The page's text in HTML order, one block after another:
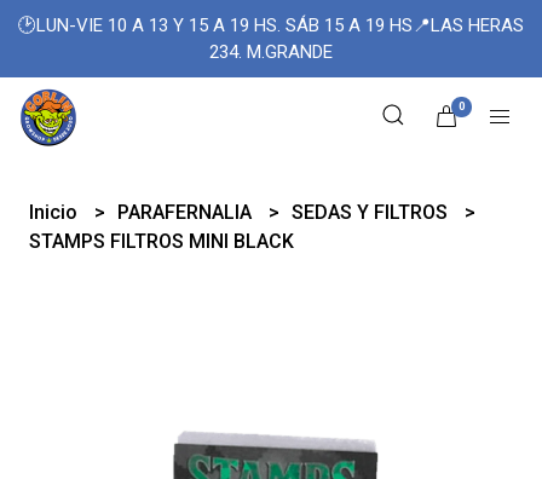
🕑LUN-VIE 10 A 13 Y 15 A 19 HS. SÁB 15 A 19 HS📍LAS HERAS
234. M.GRANDE
0
Inicio PARAFERNALIA
SEDAS Y FILTROS
STAMPS FILTROS MINI BLACK